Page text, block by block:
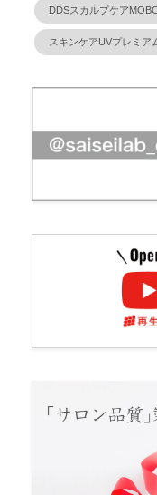
DDSスカルプケア
スキンケアUVプレミア